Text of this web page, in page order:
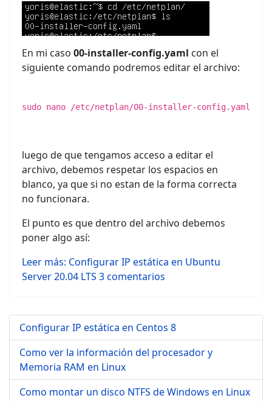
En mi caso 00-installer-config.yaml con el
siguiente comando podremos editar el archivo:
sudo nano /etc/netplan/00-installer-config.yaml
luego de que tengamos acceso a editar el
archivo, debemos respetar los espacios en
blanco, ya que si no estan de la forma correcta
no funcionara.
El punto es que dentro del archivo debemos
poner algo así:
Leer más: Configurar IP estática en Ubuntu
Server 20.04 LTS 3 comentarios
Configurar IP estática en Centos 8
Como ver la información del procesador y
Memoria RAM en Linux
Como montar un disco NTFS de Windows en Linux